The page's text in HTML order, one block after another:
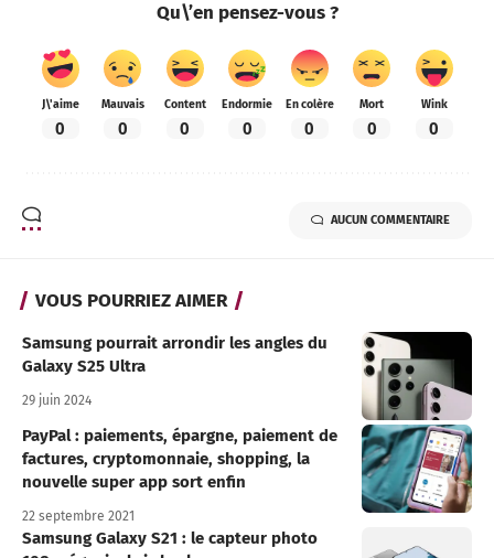
Qu\’en pensez-vous ?
J\'aime
0
Mauvais
0
Content
0
Endormie
0
En colère
0
Mort
0
Wink
0
AUCUN COMMENTAIRE
VOUS POURRIEZ AIMER
Samsung pourrait arrondir les angles du
Galaxy S25 Ultra
29 juin 2024
PayPal : paiements, épargne, paiement de
factures, cryptomonnaie, shopping, la
nouvelle super app sort enfin
22 septembre 2021
Samsung Galaxy S21 : le capteur photo